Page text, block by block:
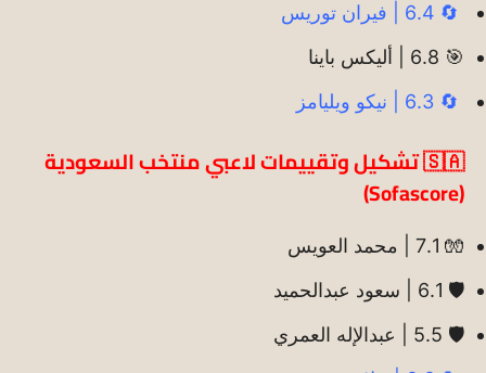
🔄 6.4 | فيران توريس
🎯 6.8 | أليكس باينا
🔄 6.3 | نيكو ويليامز
🇸🇦 تشكيل وتقييمات لاعبي منتخب السعودية
(Sofascore)
🧤 7.1 | محمد العويس
🛡️ 6.1 | سعود عبدالحميد
🛡️ 5.5 | عبدالإله العمري